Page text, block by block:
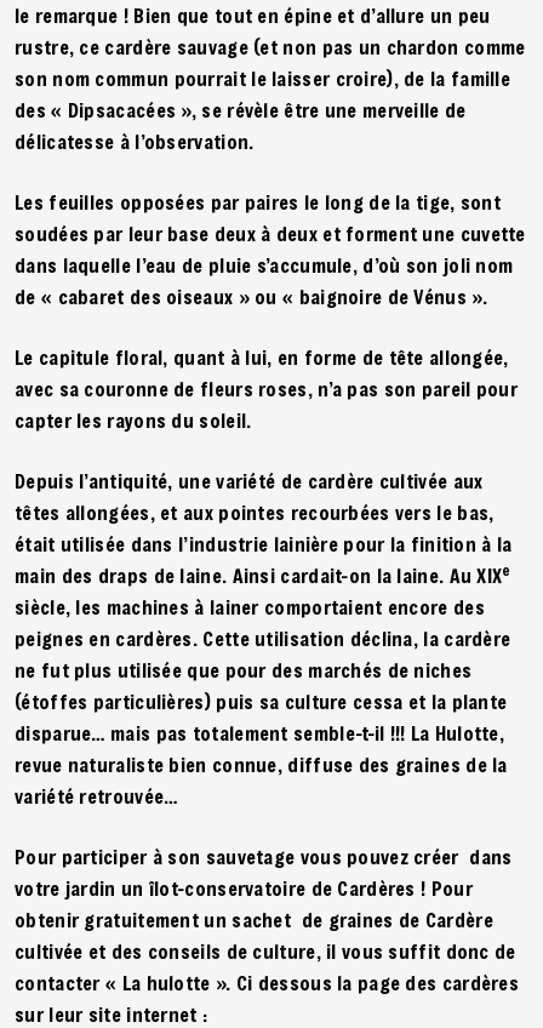
le remarque ! Bien que tout en épine et d’allure un peu
rustre, ce cardère sauvage (et non pas un chardon comme
son nom commun pourrait le laisser croire), de la famille
des « Dipsacacées », se révèle être une merveille de
délicatesse à l’observation.
Les feuilles opposées par paires le long de la tige, sont
soudées par leur base deux à deux et forment une cuvette
dans laquelle l’eau de pluie s’accumule, d’où son joli nom
de « cabaret des oiseaux » ou « baignoire de Vénus ».
Le capitule floral, quant à lui, en forme de tête allongée,
avec sa couronne de fleurs roses, n’a pas son pareil pour
capter les rayons du soleil.
Depuis l’antiquité, une variété de cardère cultivée aux
têtes allongées, et aux pointes recourbées vers le bas,
était utilisée dans l’industrie lainière pour la finition à la
main des draps de laine. Ainsi cardait-on la laine. Au XIXe
siècle, les machines à lainer comportaient encore des
peignes en cardères. Cette utilisation déclina, la cardère
ne fut plus utilisée que pour des marchés de niches
(étoffes particulières) puis sa culture cessa et la plante
disparue… mais pas totalement semble-t-il !!! La Hulotte,
revue naturaliste bien connue, diffuse des graines de la
variété retrouvée…
Pour participer à son sauvetage vous pouvez créer dans
votre jardin un îlot-conservatoire de Cardères ! Pour
obtenir gratuitement un sachet de graines de Cardère
cultivée et des conseils de culture, il vous suffit donc de
contacter « La hulotte ». Ci dessous la page des cardères
sur leur site internet :